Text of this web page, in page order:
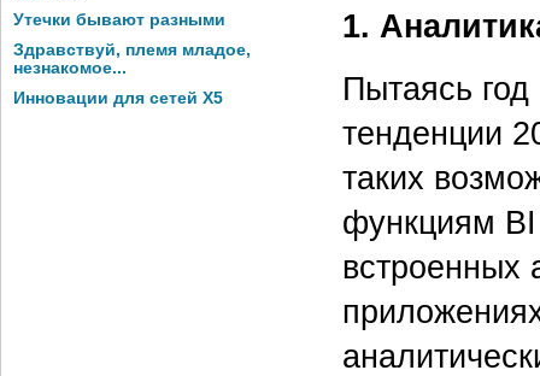
Утечки бывают разными
Здравствуй, племя младое,
незнакомое...
Инновации для сетей X5
1.
Пытаясь
тенденции
таких
функциям BI
встроенных